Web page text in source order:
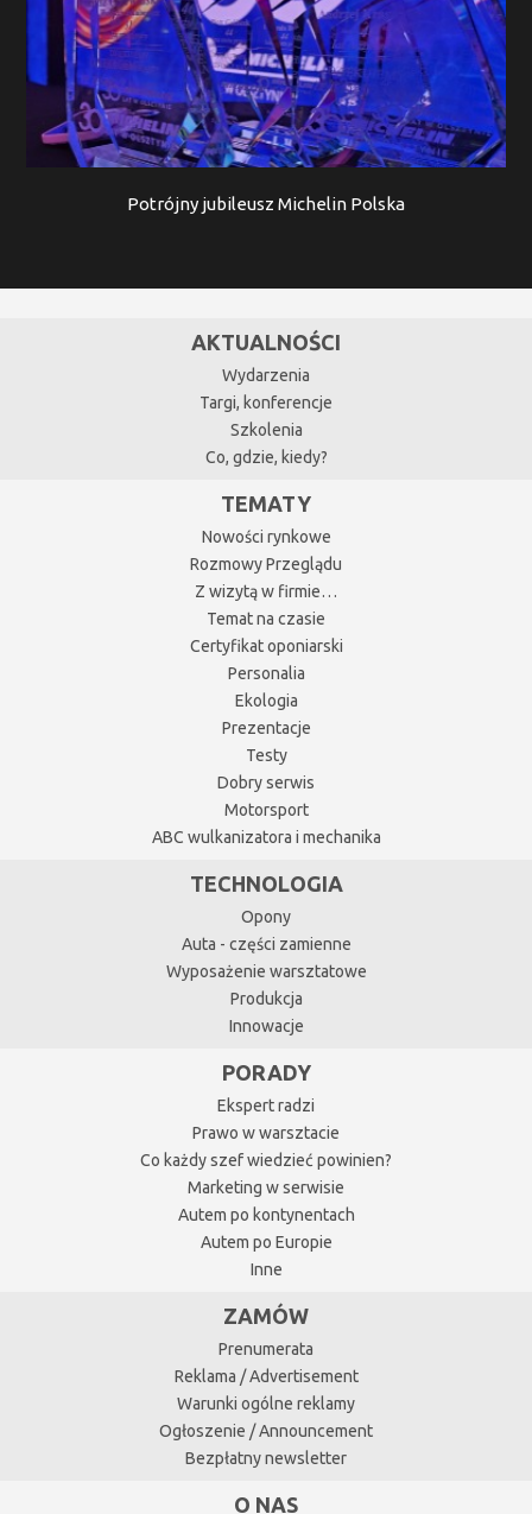
Potrójny jubileusz Michelin Polska
AKTUALNOŚCI
Wydarzenia
Targi, konferencje
Szkolenia
Co, gdzie, kiedy?
TEMATY
Nowości rynkowe
Rozmowy Przeglądu
Z wizytą w firmie…
Temat na czasie
Certyfikat oponiarski
Personalia
Ekologia
Prezentacje
Testy
Dobry serwis
Motorsport
ABC wulkanizatora i mechanika
TECHNOLOGIA
Opony
Auta - części zamienne
Wyposażenie warsztatowe
Produkcja
Innowacje
PORADY
Ekspert radzi
Prawo w warsztacie
Co każdy szef wiedzieć powinien?
Marketing w serwisie
Autem po kontynentach
Autem po Europie
Inne
ZAMÓW
Prenumerata
Reklama / Advertisement
Warunki ogólne reklamy
Ogłoszenie / Announcement
Bezpłatny newsletter
O NAS